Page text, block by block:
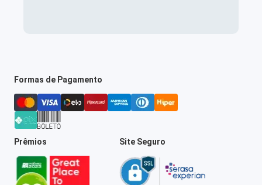
Formas de Pagamento
Prêmios Site Seguro